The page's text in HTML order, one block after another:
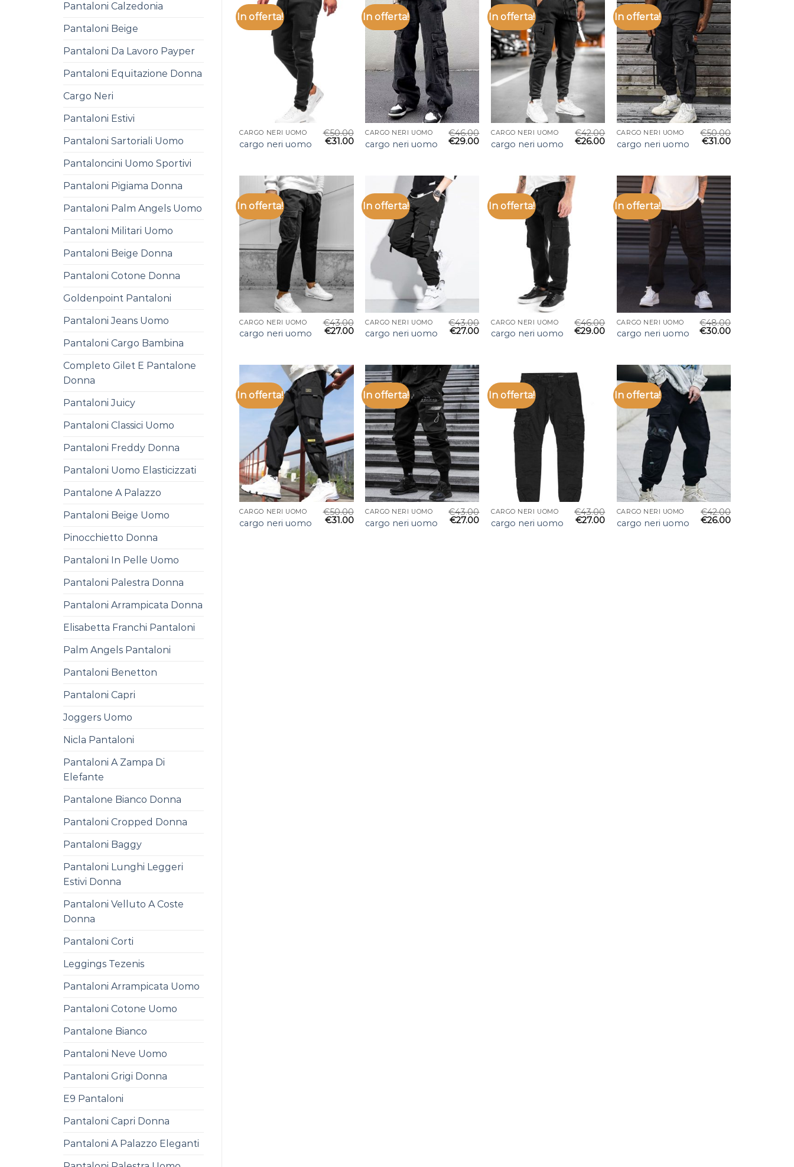
Pantaloni Calzedonia
Pantaloni Beige
Pantaloni Da Lavoro Payper
Pantaloni Equitazione Donna
Cargo Neri
Pantaloni Estivi
Pantaloni Sartoriali Uomo
Pantaloncini Uomo Sportivi
Pantaloni Pigiama Donna
Pantaloni Palm Angels Uomo
Pantaloni Militari Uomo
Pantaloni Beige Donna
Pantaloni Cotone Donna
Goldenpoint Pantaloni
Pantaloni Jeans Uomo
Pantaloni Cargo Bambina
Completo Gilet E Pantalone
Donna
Pantaloni Juicy
Pantaloni Classici Uomo
Pantaloni Freddy Donna
Pantaloni Uomo Elasticizzati
Pantalone A Palazzo
Pantaloni Beige Uomo
Pinocchietto Donna
Pantaloni In Pelle Uomo
Pantaloni Palestra Donna
Pantaloni Arrampicata Donna
Elisabetta Franchi Pantaloni
Palm Angels Pantaloni
Pantaloni Benetton
Pantaloni Capri
Joggers Uomo
Nicla Pantaloni
Pantaloni A Zampa Di
Elefante
Pantalone Bianco Donna
Pantaloni Cropped Donna
Pantaloni Baggy
Pantaloni Lunghi Leggeri
Estivi Donna
Pantaloni Velluto A Coste
Donna
Pantaloni Corti
Leggings Tezenis
Pantaloni Arrampicata Uomo
Pantaloni Cotone Uomo
Pantalone Bianco
Pantaloni Neve Uomo
Pantaloni Grigi Donna
E9 Pantaloni
Pantaloni Capri Donna
Pantaloni A Palazzo Eleganti
In offerta!
CARGO NERI UOMO
cargo neri uomo
€50.00
€31.00
In offerta!
CARGO NERI UOMO
cargo neri uomo
€46.00
€29.00
In offerta!
CARGO NERI UOMO
cargo neri uomo
€42.00
€26.00
In offerta!
CARGO NERI UOMO
cargo neri uomo
€50.00
€31.00
In offerta!
CARGO NERI UOMO
cargo neri uomo
€43.00
€27.00
In offerta!
CARGO NERI UOMO
cargo neri uomo
€43.00
€27.00
In offerta!
CARGO NERI UOMO
cargo neri uomo
€46.00
€29.00
In offerta!
CARGO NERI UOMO
cargo neri uomo
€48.00
€30.00
In offerta!
CARGO NERI UOMO
cargo neri uomo
€50.00
€31.00
In offerta!
CARGO NERI UOMO
cargo neri uomo
€43.00
€27.00
In offerta!
CARGO NERI UOMO
cargo neri uomo
€43.00
€27.00
In offerta!
CARGO NERI UOMO
cargo neri uomo
€42.00
€26.00